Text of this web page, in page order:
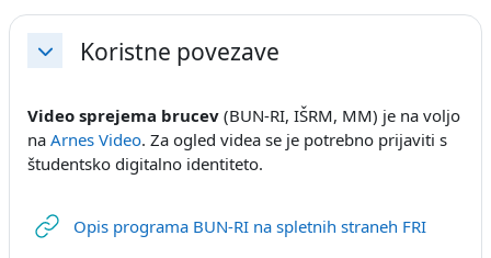
Skrči Koristne povezave
Video sprejema brucev (BUN-RI, IŠRM, MM) je na voljo
na Arnes Video. Za ogled videa se je potrebno prijaviti s
študentsko digitalno identiteto.
Opis programa BUN-RI na spletnih straneh FRIURL